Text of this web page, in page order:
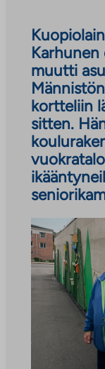
muutti
kortteliin
sitten.